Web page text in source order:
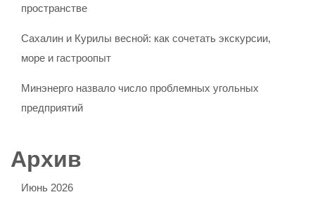
пространстве
Сахалин и Курилы весной: как сочетать экскурсии,
море и гастроопыт
Минэнерго назвало число проблемных угольных
предприятий
Архив
Июнь 2026